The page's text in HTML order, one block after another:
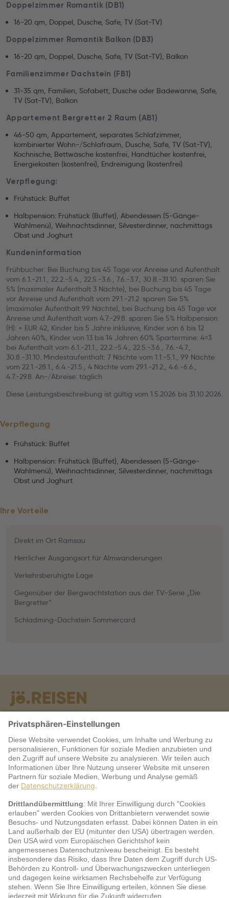
Doppelzimmer Romantik (DB1)
16-20 qm, Doppel, Dusche, Safe, TV (Sat-TV)
Doppelzimmer Romantik Balkon (DB3)
16-20 qm, Doppel, Dusche, Safe, TV (Sat-TV), Balkon
Familienzimmer Dachstein (FB1)
31-35 qm, Familien, Sofabett, Dusche oder Badewanne, Safe,
TV (Sat-TV), Balkon
Appartement Bergretter 2 Raum (AB1)
46-50 qm, Appartement, separates Schlafzimmer,
kombinierter Wohn-/Schlafraum, Dusche, Safe, TV (Sat-TV),
Kochnische, Bettwäsche kostenfrei, Handtücher kostenfrei,
Energiekosten (kostenfrei), Endreinigung (kostenfrei)
Verpflegung:
Frühstück: Buffet
Halbpension: Frühstück (Buffet), Abendessen (5-Gänge-
Wahlmenü), Weihnachtsdinner, Silvesterdinner, nachmittags
Obst und Joghurt
Kundeninformation
Frühbucher: Bei Buchung bis 45 Tage vor Anreise und Aufenthalt
vom 6.1.-21.1., 22.2.-5.4., 22.5.-3.6., 7.6.-3.7., 30.8.-31.10. sparen Sie
5% (maximaler Aufenthalt 3 Nächte), bei Buchung bis 45 Tage
vor Anreise und Aufenthalt vom 29.1.-21.2. sparen Sie 5%
(maximaler Aufenthalt 99 Nächte), bei Buchung bis 45 Tage vor
Anreise und Aufenthalt vom 4.7.-29.8. sparen Sie 5% Halbpension
(H): + EUR 42, Kinder bis 5 Jahre inklusive, Kinder von 6 bis 12
Jahren 40%, Kinder von 13 bis 14 Jahren 60% Spartermine: 4=3
bei Aufenthalt vom 6.1.-21.1., 22.2.-5.4., 22.5.-3.6., 7.6.-4.7.,
30.8.-31.10. Mindestaufenthalt: 7 Nächte vom 1.1.-5.1., 99 Nächte
vom 22.1.-28.1., 6.4.-21.5., 4 Nächte vom 29.1.-21.2., 4.6.-6.6.,
4.7.-29.8. An-/Abreise: täglich
Diese Leistungsbeschreibung ist gültig vom 1.5.2026 bis 31.10.2026.
Verpflegung
Frühstück: Buffet
Halbpension: Frühstück (Buffet), Abendessen (5-Gänge-
Wahlmenü), Weihnachtsdinner, Silvesterdinner, nachmittags
Obst und Joghurt
Ihre Vorteile
Direkt im Ort Ramsau
Herrlicher Ausgangsort für Almwanderungen
Verkehrsberuhigte Lage
Gegenüber der Bergwachtstation aus der TV-Serie „Die
Bergretter“
Schladming-Dachstein Sommercard
Warum jö?
Service
jö Bonus Club Partner
Zahlungsarten & Sicherheit